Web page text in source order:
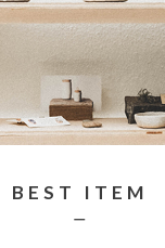
BEST ITEM
ㅡ